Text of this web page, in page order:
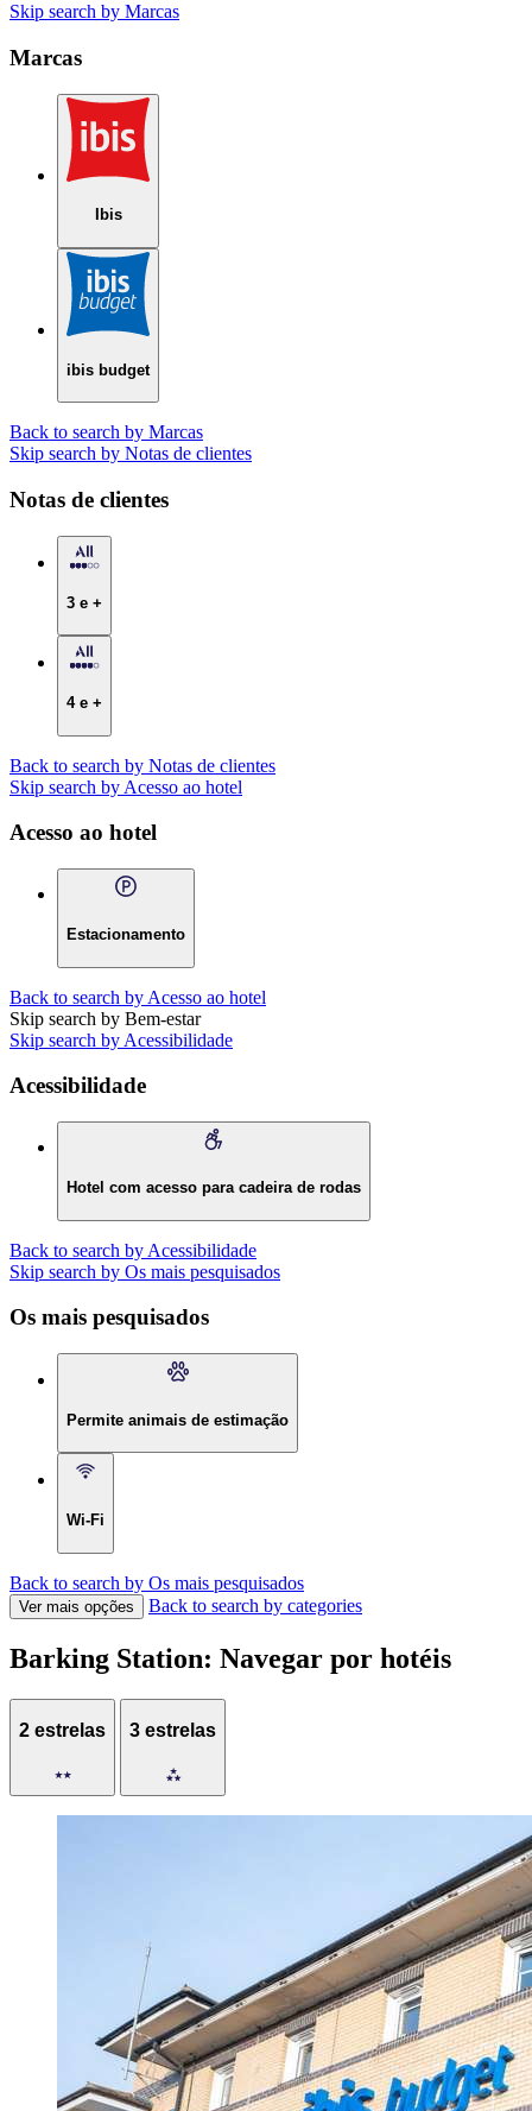
Skip search by Marcas
Marcas
Ibis
ibis budget
Back to search by Marcas
Skip search by Notas de clientes
Notas de clientes
3 e +
4 e +
Back to search by Notas de clientes
Skip search by Acesso ao hotel
Acesso ao hotel
Estacionamento
Back to search by Acesso ao hotel
Skip search by Bem-estar
Skip search by Acessibilidade
Acessibilidade
Hotel com acesso para cadeira de rodas
Back to search by Acessibilidade
Skip search by Os mais pesquisados
Os mais pesquisados
Permite animais de estimação
Wi-Fi
Back to search by Os mais pesquisados
Ver mais opções Back to search by categories
Barking Station: Navegar por hotéis
2 estrelas 3 estrelas